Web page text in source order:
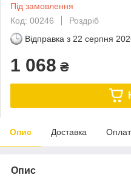
Під замовлення
Код: 00246
Роздріб
Відправка з 22 серпня
1 068 ₴
Опис Доставка
Опис